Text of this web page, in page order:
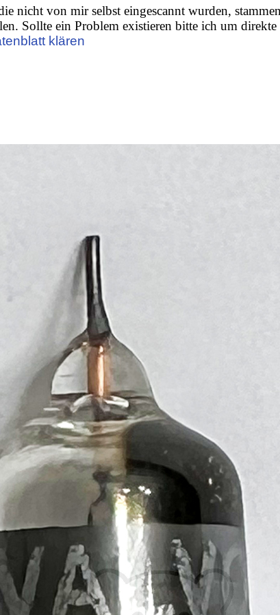
nicht von mir selbst eingescannt wurden,
Sollte ein Problem existieren bitte ich um direkte
klären